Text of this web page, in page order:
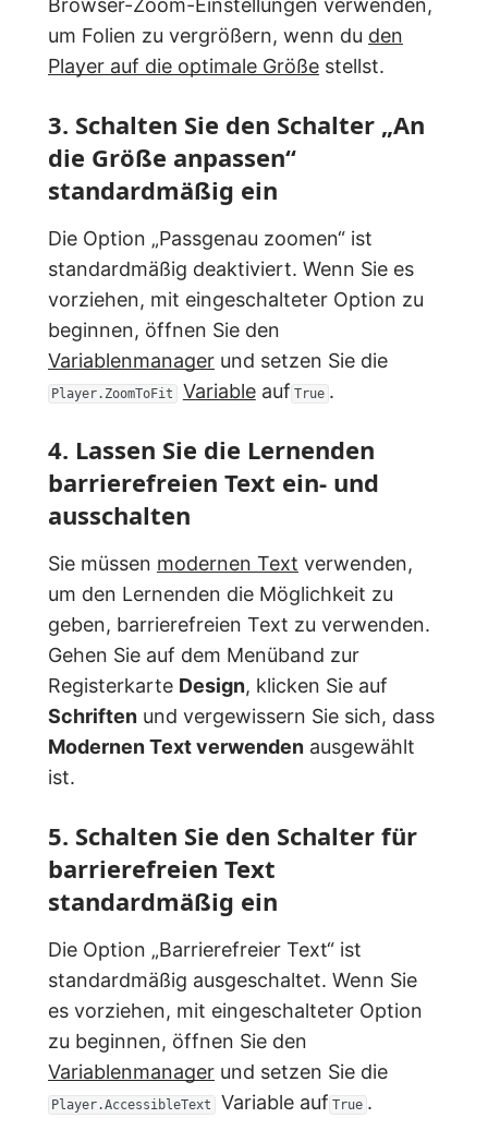
Browser-Zoom-Einstellungen verwenden,
um Folien zu vergrößern, wenn du den
Player auf die optimale Größe stellst.
3. Schalten Sie den Schalter „An
die Größe anpassen“
standardmäßig ein
Die Option „Passgenau zoomen“ ist
standardmäßig deaktiviert. Wenn Sie es
vorziehen, mit eingeschalteter Option zu
beginnen, öffnen Sie den
Variablenmanager und setzen Sie die
Player.ZoomToFit Variableauf True .
4. Lassen Sie die Lernenden
barrierefreien Text ein- und
ausschalten
Sie müssen modernen Text verwenden,
um den Lernenden die Möglichkeit zu
geben, barrierefreien Text zu verwenden.
Gehen Sie auf dem Menüband zur
Registerkarte Design, klicken Sie auf
Schriften und vergewissern Sie sich, dass
Modernen Text verwenden ausgewählt
ist.
5. Schalten Sie den Schalter für
barrierefreien Text
standardmäßig ein
Die Option „Barrierefreier Text“ ist
standardmäßig ausgeschaltet. Wenn Sie
es vorziehen, mit eingeschalteter Option
zu beginnen, öffnen Sie den
Variablenmanager und setzen Sie die
Player.AccessibleText Variable auf True .